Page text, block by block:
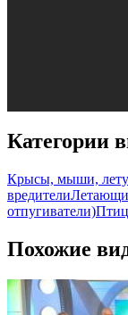
Категории
Крысы, мыши,
вредители
отпугиватели)
Похожие